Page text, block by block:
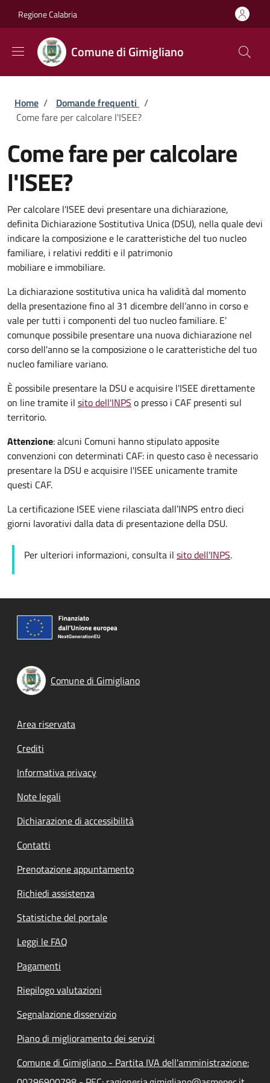
Regione Calabria
Comune di Gimigliano
Briciole di pane
Home / Domande frequenti /
Come fare per calcolare l'ISEE?
Come fare per calcolare
l'ISEE?
Per calcolare l'ISEE devi presentare una dichiarazione,
definita Dichiarazione Sostitutiva Unica (DSU), nella quale devi
indicare la composizione e le caratteristiche del tuo nucleo
familiare, i relativi redditi e il patrimonio
mobiliare e immobiliare.
La dichiarazione sostitutiva unica ha validità dal momento
della presentazione fino al 31 dicembre dell’anno in corso e
vale per tutti i componenti del tuo nucleo familiare. E’
comunque possibile presentare una nuova dichiarazione nel
corso dell'anno se la composizione o le caratteristiche del tuo
nucleo familiare variano.
È possibile presentare la DSU e acquisire l'ISEE direttamente
on line tramite il sito dell'INPS o presso i CAF presenti sul
territorio.
Attenzione: alcuni Comuni hanno stipulato apposite
convenzioni con determinati CAF: in questo caso è necessario
presentare la DSU e acquisire l'ISEE unicamente tramite
questi CAF.
La certificazione ISEE viene rilasciata dall’INPS entro dieci
giorni lavorativi dalla data di presentazione della DSU.
Per ulteriori informazioni, consulta il sito dell'INPS.
Comune di Gimigliano
Footer menu
Area riservata
Crediti
Informativa privacy
Note legali
Dichiarazione di accessibilità
Contatti
Prenotazione appuntamento
Richiedi assistenza
Statistiche del portale
Leggi le FAQ
Pagamenti
Riepilogo valutazioni
Segnalazione disservizio
Piano di miglioramento dei servizi
Comune di Gimigliano - Partita IVA dell'amministrazione: